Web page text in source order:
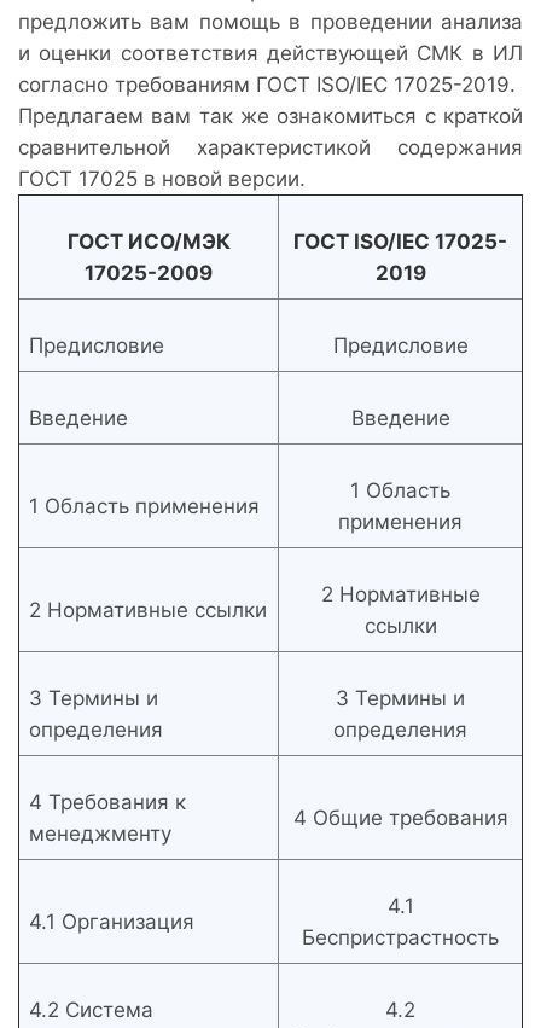
предложить вам помощь в проведении анализа
и оценки соответствия действующей СМК в ИЛ
согласно требованиям ГОСТ ISO/IEC 17025-2019.
Предлагаем вам так же ознакомиться с краткой
сравнительной характеристикой содержания
ГОСТ 17025 в новой версии.
ГОСТ ИСО/МЭК
17025-2009
ГОСТ ISO/IEC 17025-
2019
Предисловие Предисловие
Введение Введение
1 Область применения
1 Область
применения
2 Нормативные ссылки
2 Нормативные
ссылки
3 Термины и
определения
3 Термины и
определения
4 Требования к
менеджменту
4 Общие требования
4.1 Организация
4.1
Беспристрастность
4.2 Система
4.2